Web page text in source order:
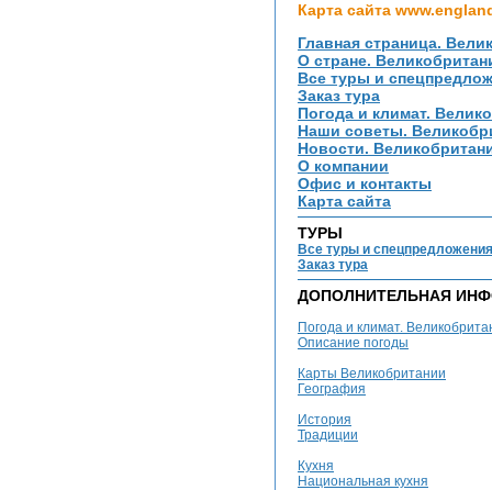
Карта сайта
Главная страница.
О стране.
Все туры и
Заказ тура
Погода и климат.
Наши советы.
Новости.
О компании
Офис и контакты
Карта сайта
ТУРЫ
Все туры и
Заказ тура
ДОПОЛНИТЕЛЬНАЯ
Погода и климат.
Описание погоды
Карты Великобритании
География
История
Традиции
Кухня
Национальная кухня